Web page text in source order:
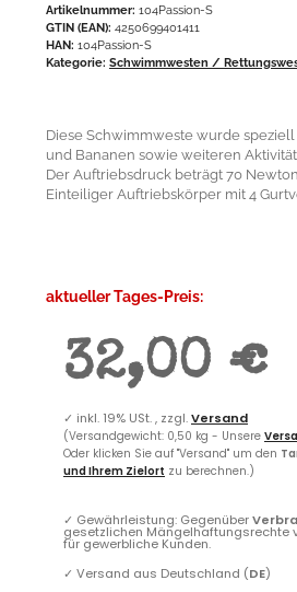
Artikelnummer: 104Passion-S
GTIN (EAN): 4250699401411
HAN: 104Passion-S
Kategorie: Schwimmwesten /
Diese Schwimmweste wurde
und Bananen sowie weiteren
Der Auftriebsdruck beträgt 70
Einteiliger Auftriebskörper mit 4
aktueller Tages-Preis:
32,00 €
✓ inkl. 19% USt. , zzgl.Versand
(Versandgewicht: 0,50 kg - Unsere
Oder klicken Sie auf "Versand" um den
und Ihrem Zielort zu berechnen.)
✓ Gewährleistung: Gegenüber
gesetzlichen Mängelhaftungsrechte
für gewerbliche Kunden.
✓ Versand aus Deutschland (DE)